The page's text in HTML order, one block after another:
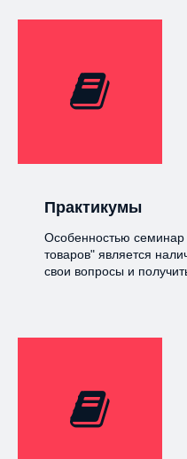
Практикумы
Особенностью
товаров" является
свои вопросы и